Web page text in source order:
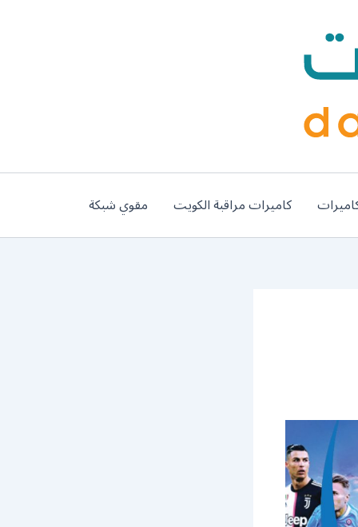
كاميرات مراقبة الكويت مقوي شبكة